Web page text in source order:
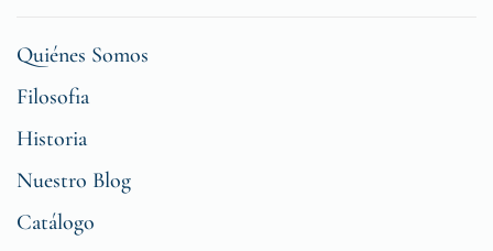
Quiénes Somos
Filosofia
Historia
Nuestro Blog
Catálogo